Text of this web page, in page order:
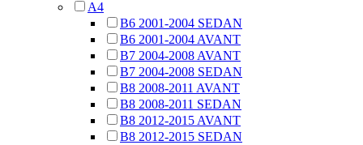
A4
B6 2001-2004 SEDAN
B6 2001-2004 AVANT
B7 2004-2008 AVANT
B7 2004-2008 SEDAN
B8 2008-2011 AVANT
B8 2008-2011 SEDAN
B8 2012-2015 AVANT
B8 2012-2015 SEDAN